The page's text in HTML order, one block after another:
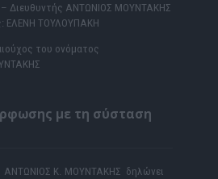
– Διευθυντής ΑΝΤΩΝΙΟΣ ΜΟΥΝΤΑΚΗΣ
ΕΛΕΝΗ ΤΟΥΛΟΥΠΑΚΗ
του ονόματος
με τη σύσταση
ΑΝΤΩΝΙΟΣ Κ. ΜΟΥΝΤΑΚΗΣ δηλώνει